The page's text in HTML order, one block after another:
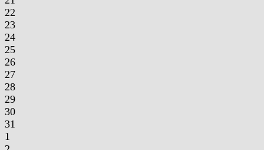
22
23
24
25
26
27
28
29
30
31
1